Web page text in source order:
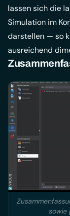
lassen sich die
Simulation im
darstellen — so
ausreichend
sowie